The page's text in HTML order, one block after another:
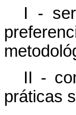
I -
II -
práticas